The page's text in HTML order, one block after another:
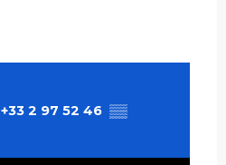
+33 2 97 52 46 ▒▒